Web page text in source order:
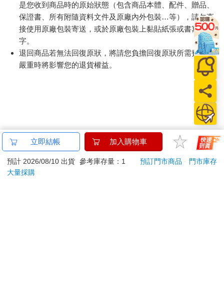
是您收到商品時的原始狀態（包含商品本體、配件、贈品、
保證書、所有附隨資料文件及原廠內外包裝…等），請勿直
接使用原廠包裝寄送，或於原廠包裝上黏貼紙張或書寫文
字。
退回商品若無法回復原狀，將請您負擔回復原狀所需費用，
嚴重時將影響您的退貨權益。
立即結帳 加入購物車
預計 2026/08/10 出貨 參考庫存量：1 預訂門市商品
門市庫存
大量採購